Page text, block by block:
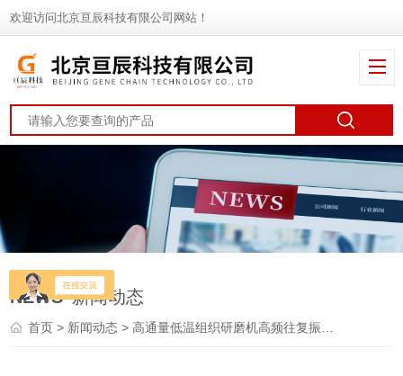
欢迎访问北京亘辰科技有限公司网站！
NEWS 新闻动态
首页 > 新闻动态 > 高通量低温组织研磨机高频往复振动快速的实现目的